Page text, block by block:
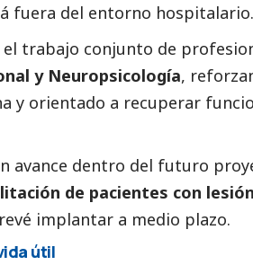
fuera del entorno hospitalario.
el trabajo conjunto de
y Neuropsicología,
y orientado a recuperar
avance dentro del futuro
de pacientes con
implantar a medio plazo.
útil